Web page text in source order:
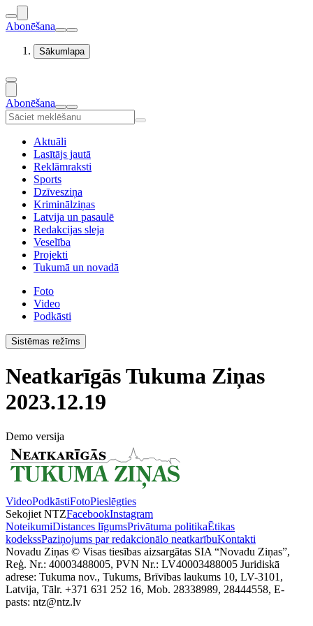
Abonēšana
Sākumlapa
Abonēšana
Aktuāli
Lasītājs jautā
Reklāmraksti
Sports
Dzīvesziņa
Kriminālziņas
Latvija un pasaulē
Redakcijas sleja
Veselība
Projekti
Tukumā un novadā
Foto
Video
Podkāsti
Sistēmas režīms
Neatkarīgās Tukuma Ziņas
2023.12.19
Demo versija
VideoPodkāstiFotoPieslēgties
Sekojiet NTZFacebookInstagram
NoteikumiDistances līgumsPrivātuma politikaĒtikas
kodekssPaziņojums par redakcionālo neatkarībuKontakti
Novadu Ziņas © Visas tiesības aizsargātas SIA “Novadu Ziņas”,
Reģ. Nr.: 40003488005, PVN Nr.: LV40003488005 Juridiskā
adrese: Tukuma nov., Tukums, Brīvības laukums 10, LV-3101,
Latvija, Tālr. +371 631 252 16, Mob. 28338989, 28444558, E-
pasts: ntz@ntz.lv